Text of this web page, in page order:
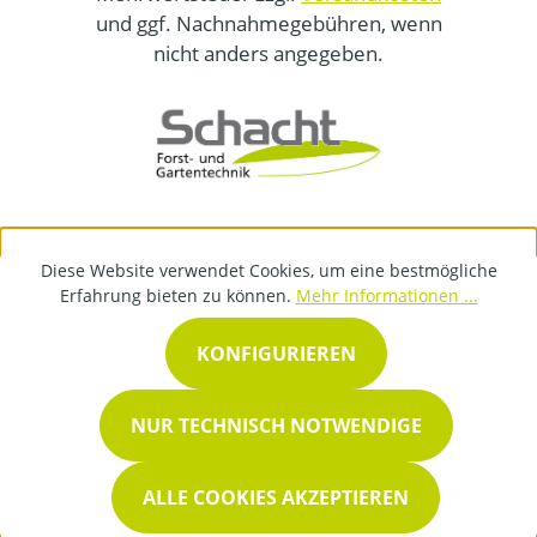
und ggf. Nachnahmegebühren, wenn
nicht anders angegeben.
Diese Website verwendet Cookies, um eine bestmögliche
Erfahrung bieten zu können. Mehr Informationen ...
NUR TECHNISCH NOTWENDIGE
KONFIGURIEREN
ALLE COOKIES AKZEPTIEREN